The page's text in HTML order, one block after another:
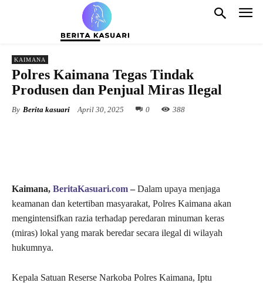
KAIMANA
Polres Kaimana Tegas Tindak
Produsen dan Penjual Miras Ilegal
By Berita kasuari April 30, 2025 0 388
Kaimana, BeritaKasuari.com–Dalam upaya menjaga
keamanan dan ketertiban masyarakat, Polres Kaimana akan
mengintensifkan razia terhadap peredaran minuman keras
(miras) lokal yang marak beredar secara ilegal di wilayah
hukumnya.
Kepala Satuan Reserse Narkoba Polres Kaimana, Iptu